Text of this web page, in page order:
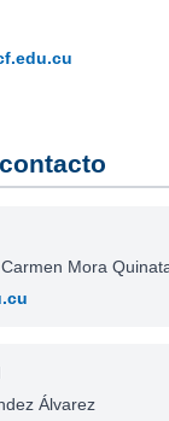
Mora
Álvarez